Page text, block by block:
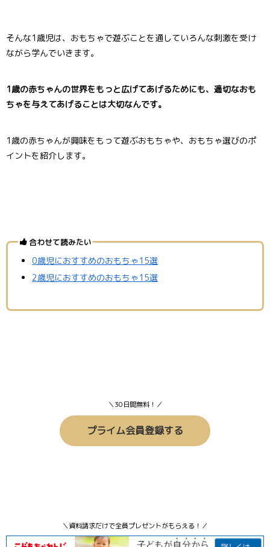
そんな1歳児は、おもちゃで遊ぶことを通していろんな刺激を受け
ながら学んでいきます。
1歳の赤ちゃんの世界をもっと広げてあげるためにも、適切なおも
ちゃを与えてあげることは大切なんです。
1歳の赤ちゃんが興味をもって遊ぶおもちゃや、おもちゃ選びのポ
イントを紹介します。
合わせて読みたい
0歳児におすすめのおもちゃ15選
2歳児におすすめのおもちゃ15選
＼30日間無料！／
プライム会員登録する
＼資料請求だけで全員プレゼントがもらえる！／